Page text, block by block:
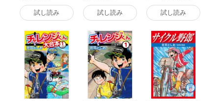
試し読み 試し読み 試し読み